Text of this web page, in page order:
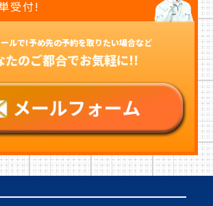
受付!
ルで!予め先の予約を取りたい場合など
たのご都合でお気軽に!!